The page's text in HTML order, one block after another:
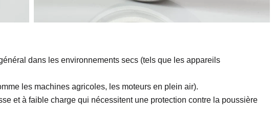
dans les environnements secs (tels que les appareils
les machines agricoles, les moteurs en plein air).
et à faible charge qui nécessitent une protection contre la poussière